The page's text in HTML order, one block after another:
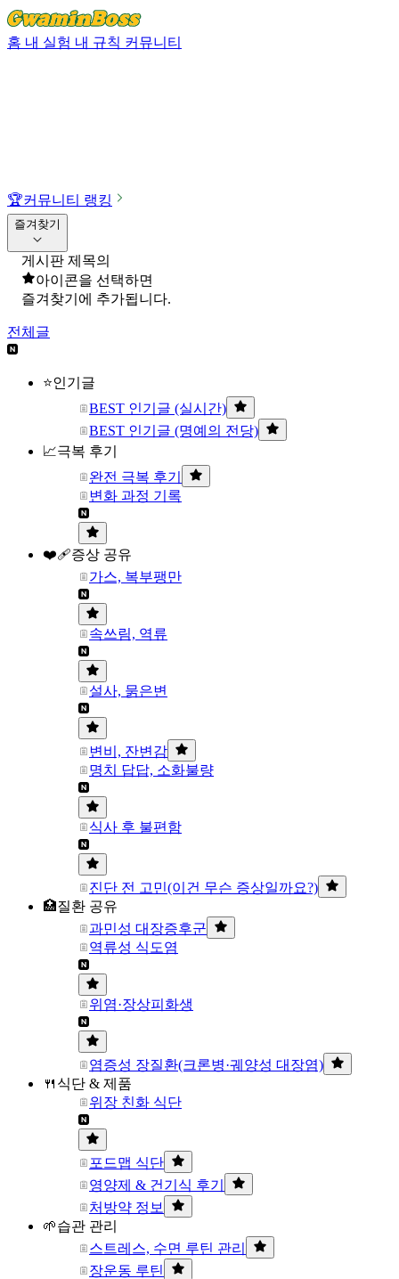
홈 내 실험 내 규칙 커뮤니티
🏆커뮤니티 랭킹
즐겨찾기
게시판 제목의
아이콘을 선택하면
즐겨찾기에 추가됩니다.
전체글
⭐인기글
BEST 인기글 (실시간)
BEST 인기글 (명예의 전당)
📈극복 후기
완전 극복 후기
변화 과정 기록
❤️‍🩹증상 공유
가스, 복부팽만
속쓰림, 역류
설사, 묽은변
변비, 잔변감
명치 답답, 소화불량
식사 후 불편함
진단 전 고민(이건 무슨 증상일까요?)
🏥질환 공유
과민성 대장증후군
역류성 식도염
위염·장상피화생
염증성 장질환(크론병·궤양성 대장염)
🍴식단 & 제품
위장 친화 식단
포드맵 식단
영양제 & 건기식 후기
처방약 정보
🌱습관 관리
스트레스, 수면 루틴 관리
장운동 루틴